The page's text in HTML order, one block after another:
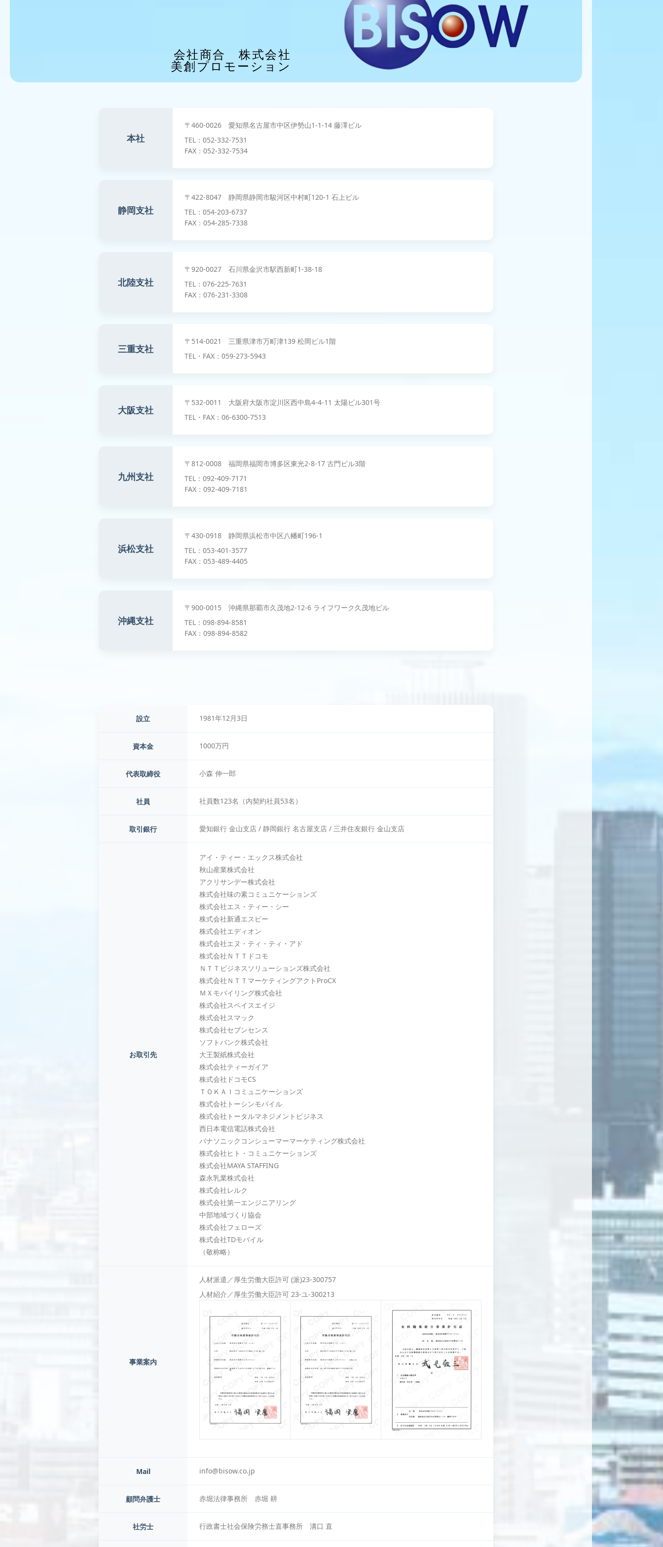
会社商合 株式会社
美創プロモーション
本社
〒460-0026 愛知県名古屋市中区伊勢山1-1-14 藤澤ビル
TEL：052-332-7531
FAX：052-332-7534
静岡支社
〒422-8047 静岡県静岡市駿河区中村町120-1 石上ビル
TEL：054-203-6737
FAX：054-285-7338
北陸支社
〒920-0027 石川県金沢市駅西新町1-38-18
TEL：076-225-7631
FAX：076-231-3308
三重支社
〒514-0021 三重県津市万町津139 松岡ビル1階
TEL・FAX：059-273-5943
大阪支社
〒532-0011 大阪府大阪市淀川区西中島4-4-11 太陽ビル301号
TEL・FAX：06-6300-7513
九州支社
〒812-0008 福岡県福岡市博多区東光2-8-17 古門ビル3階
TEL：092-409-7171
FAX：092-409-7181
浜松支社
〒430-0918 静岡県浜松市中区八幡町196-1
TEL：053-401-3577
FAX：053-489-4405
沖縄支社
〒900-0015 沖縄県那覇市久茂地2-12-6 ライフワーク久茂地ビル
TEL：098-894-8581
FAX：098-894-8582
設立 1981年12月3日
資本金 1000万円
代表取締役 小森 伸一郎
社員 社員数123名（内契約社員53名）
取引銀行 愛知銀行 金山支店 / 静岡銀行 名古屋支店 / 三井住友銀行 金山支店
お取引先
アイ・ティー・エックス株式会社
秋山産業株式会社
アクリサンデー株式会社
株式会社味の素コミュニケーションズ
株式会社エス・ティー・シー
株式会社新通エスピー
株式会社エディオン
株式会社エヌ・ティ・ティ・アド
株式会社ＮＴＴドコモ
ＮＴＴビジネスソリューションズ株式会社
株式会社ＮＴＴマーケティングアクトProCX
ＭＸモバイリング株式会社
株式会社スペイスエイジ
株式会社スマック
株式会社セブンセンス
ソフトバンク株式会社
大王製紙株式会社
株式会社ティーガイア
株式会社ドコモCS
ＴＯＫＡＩコミュニケーションズ
株式会社トーシンモバイル
株式会社トータルマネジメントビジネス
西日本電信電話株式会社
パナソニックコンシューマーマーケティング株式会社
株式会社ヒト・コミュニケーションズ
株式会社MAYA STAFFING
森永乳業株式会社
株式会社レルク
株式会社第一エンジニアリング
中部地域づくり協会
株式会社フェローズ
株式会社TDモバイル
（敬称略）
事業案内
人材派遣／厚生労働大臣許可 (派)23-300757
人材紹介／厚生労働大臣許可 23-ユ-300213
Mail info@bisow.co.jp
顧問弁護士 赤堀法律事務所 赤堀 耕
社労士 行政書士社会保険労務士直事務所 溝口 直